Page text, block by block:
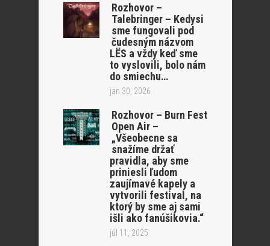
Rozhovor –
Talebringer – Kedysi
sme fungovali pod
čudesným názvom
LËS a vždy keď sme
to vyslovili, bolo nám
do smiechu…
jan 30, 2026
Rozhovor – Burn Fest
Open Air –
„Všeobecne sa
snažíme držať
pravidla, aby sme
priniesli ľudom
zaujímavé kapely a
vytvorili festival, na
ktorý by sme aj sami
išli ako fanúšikovia.“
júl 11, 2025